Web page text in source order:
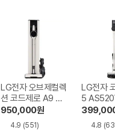
LG전자 오브제컬렉
션 코드제로 A9 AX
958BWE
950,000원
4.9 (551)
LG전자
5
4.8